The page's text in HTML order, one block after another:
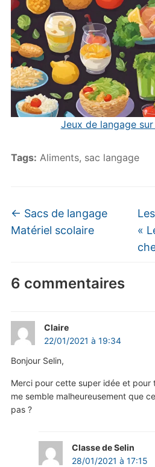
Jeux de langage
Tags: Aliments, sac langage
← Sacs de langage
Matériel scolaire
«
6 commentaires
Claire
22/01/2021 à 19:34
Bonjour Selin,
Merci pour cette super idée et
me semble malheureusement que
pas ?
Classe de Selin
28/01/2021 à 17:15